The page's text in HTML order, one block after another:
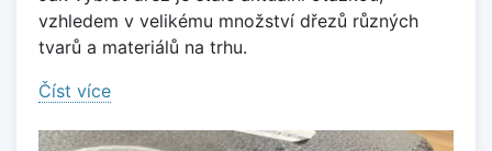
vzhledem v velikému množství dřezů různých
tvarů a materiálů na trhu.
Číst více